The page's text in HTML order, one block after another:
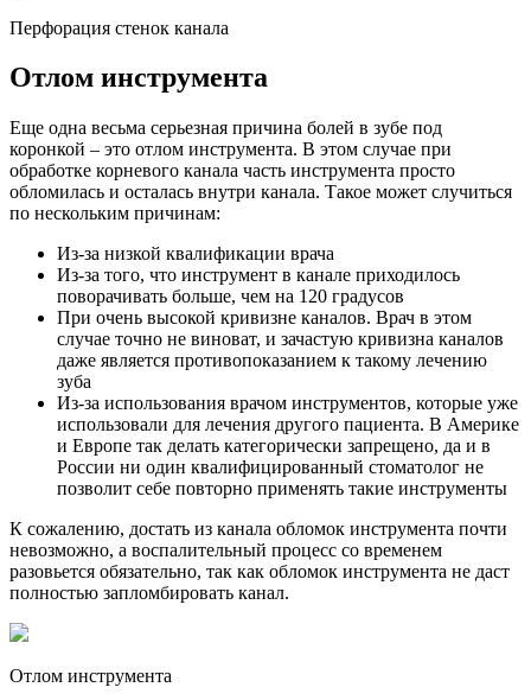
Перфорация стенок канала
Отлом инструмента
Еще одна весьма серьезная причина болей в зубе под
коронкой – это отлом инструмента. В этом случае при
обработке корневого канала часть инструмента просто
обломилась и осталась внутри канала. Такое может случиться
по нескольким причинам:
Из-за низкой квалификации врача
Из-за того, что инструмент в канале приходилось
поворачивать больше, чем на 120 градусов
При очень высокой кривизне каналов. Врач в этом
случае точно не виноват, и зачастую кривизна каналов
даже является противопоказанием к такому лечению
зуба
Из-за использования врачом инструментов, которые уже
использовали для лечения другого пациента. В Америке
и Европе так делать категорически запрещено, да и в
России ни один квалифицированный стоматолог не
позволит себе повторно применять такие инструменты
К сожалению, достать из канала обломок инструмента почти
невозможно, а воспалительный процесс со временем
разовьется обязательно, так как обломок инструмента не даст
полностью запломбировать канал.
Отлом инструмента